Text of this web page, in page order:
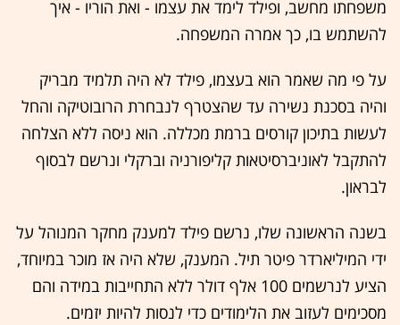
משפחתו מחשב, ופילד לימד את עצמו - ואת הוריו - איך
להשתמש בו, כך אמרה המשפחה.
על פי מה שאמר הוא בעצמו, פילד לא היה תלמיד מבריק
והיה בסכנת נשירה עד שהצטרף לנבחרת הרובוטיקה והחל
לעשות בתיכון קורסים ברמת מכללה. הוא ניסה ללא הצלחה
להתקבל לאוניברסיטאות קליפורניה וברקלי ונרשם לבסוף
לבראון.
בשנה הראשונה שלו, נרשם פילד למענק מחקר המנוהל על
ידי המיליארדר פיטר תיל. המענק, שלא היה אז מוכר במיוחד,
הציע לנרשמים 100 אלף דולר ללא התחייבות במידה והם
מסכימים לעזוב את הלימודים כדי לנסות להיות יזמים.